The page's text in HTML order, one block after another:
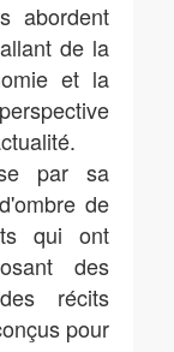
abordent
de la
et la
par sa
de
qui ont
des
récits
pour